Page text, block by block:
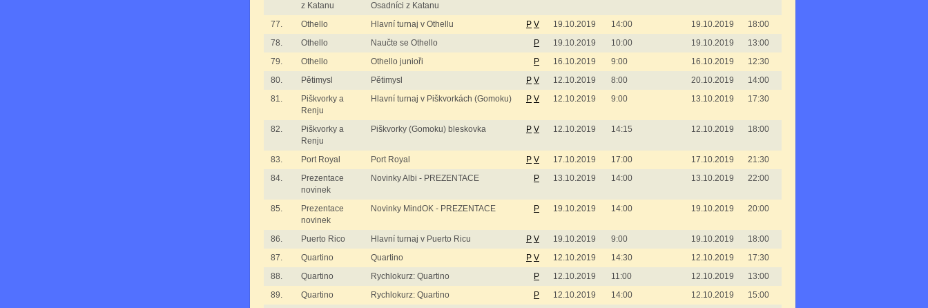
z Katanu
Osadníci z Katanu
77. Othello Hlavní turnaj v Othellu P V 19.10.2019 14:00 19.10.2019
18:00
78.
Othello Naučte se Othello P 19.10.2019 10:00 19.10.2019
13:00
79.
Othello Othello junioři P 16.10.2019 9:00 16.10.2019
12:30
80.
Pětimysl Pětimysl P V 12.10.2019 8:00 20.10.2019
14:00
81.
Piškvorky a
Renju
Hlavní turnaj v Piškvorkách (Gomoku) P V 12.10.2019 9:00 13.10.2019 17:30
82.
Piškvorky a
Renju
Piškvorky (Gomoku) bleskovka P V 12.10.2019 14:15 12.10.2019 18:00
83. Port Royal Port Royal P V 17.10.2019 17:00 17.10.2019
21:30
84.
Prezentace
novinek
Novinky Albi - PREZENTACE P 13.10.2019 14:00 13.10.2019 22:00
85.
Prezentace
novinek
Novinky MindOK - PREZENTACE P 19.10.2019 14:00 19.10.2019 20:00
86. Puerto Rico Hlavní turnaj v Puerto Ricu P V 19.10.2019 9:00 19.10.2019
18:00
87.
Quartino Quartino P V 12.10.2019 14:30 12.10.2019
17:30
88.
Quartino Rychlokurz: Quartino P 12.10.2019 11:00 12.10.2019
13:00
89.
Quartino Rychlokurz: Quartino P 12.10.2019 14:00 12.10.2019
15:00